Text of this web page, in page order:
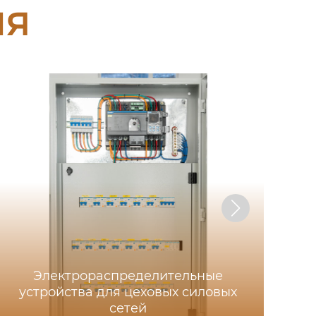
Электрораспределительные
устройства для цеховых силовых
сетей